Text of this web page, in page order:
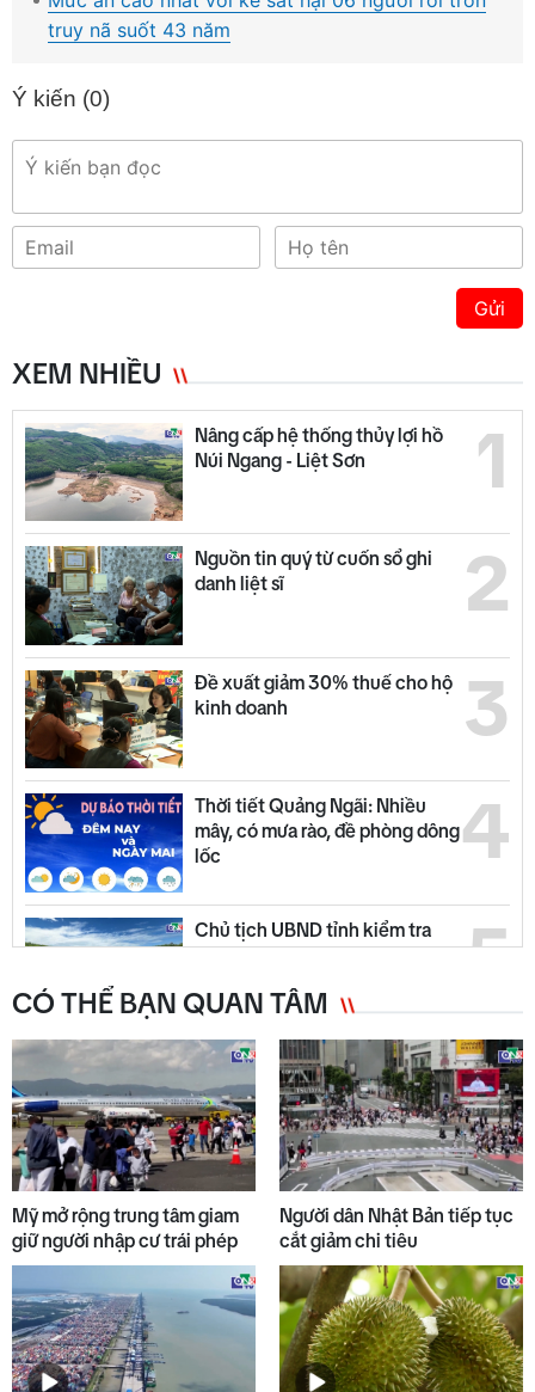
truy nã suốt 43 năm
Ý kiến (0)
Gửi
XEM NHIỀU
1
Nâng cấp hệ thống thủy lợi hồ
Núi Ngang - Liệt Sơn
2
Nguồn tin quý từ cuốn sổ ghi
danh liệt sĩ
3
Đề xuất giảm 30% thuế cho hộ
kinh doanh
4
Thời tiết Quảng Ngãi: Nhiều
mây, có mưa rào, đề phòng dông
lốc
5
Chủ tịch UBND tỉnh kiểm tra
các dự án tại KKT Dung Quất
6
Cơ sở y tế duy trì kiểm soát
nguồn lây COVID-19
7
Bão Dolphin càn quét các đảo
miền Nam Nhật Bản
8
Liên hợp quốc kêu gọi chấm dứt
gây thương vong cho dân
thường trong xung đột Nga -
CÓ THỂ BẠN QUAN TÂM
Mỹ mở rộng trung tâm giam
giữ người nhập cư trái phép
Người dân Nhật Bản tiếp tục
cắt giảm chi tiêu